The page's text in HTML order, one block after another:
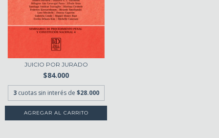
JUICIO POR JURADO
$84.000
3 cuotas sin interés de $28.000